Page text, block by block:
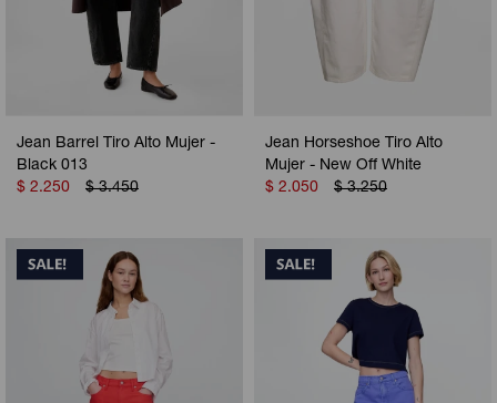
Jean Barrel Tiro Alto Mujer -
Black 013
$ 2.250 $ 3.450
Jean Horseshoe Tiro Alto
Mujer - New Off White
$ 2.050 $ 3.250
Vestidos y polleras
Pijamas
Calzas
Ropa interior
Pijamas